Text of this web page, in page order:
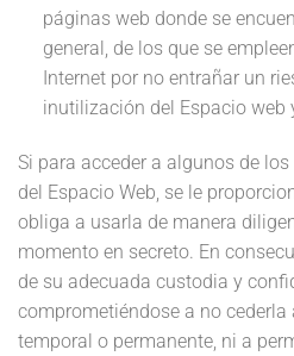
páginas web donde se
general, de los que se
Internet por no entrañar un
inutilización del Espacio web
Si para acceder a algunos de
del Espacio Web, se le
obliga a usarla de manera
momento en secreto. En
de su adecuada custodia y
comprometiéndose a no cederla
temporal o permanente, ni a